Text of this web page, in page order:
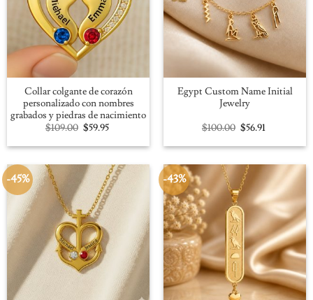
Collar colgante de corazón
personalizado con nombres
grabados y piedras de nacimiento
$109.00 Original
price
was:
$59.95Current
is:
Egypt Custom Name Initial
Jewelry
$100.00 Original
price
was:
$56.91Current
is:
-45% -43%